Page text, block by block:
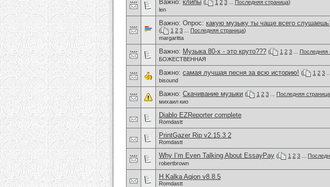
Важно: клипы ( 1 2 3 Последняя страница)
len
Важно: Опрос: какую музыку ты чаще всего
( 1 2 3 Последняя страница)
margaritta
Важно: Музыка 80-х - это круто??? ( 1 2 3 Последняя
БОЖЕСТВЕННАЯ
Важно: самая лучшая песня за всю историю! ( 1 2 3
bisound
Важно: Скачивание музыки ( 1 2 3 Последняя страница
михаил кио
Diablo EZReporter complete
Romdastt
PrintGazer Rip v2.15.3 2
Romdastt
Why I’m Even Talking About EssayPay ( 1 2 3
robertbrown
H.Kalka Aqion v8.8.5
Romdastt